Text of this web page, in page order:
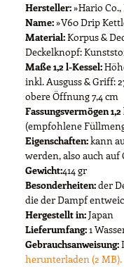
Hersteller:»Hario Co.,
Name:»V60 Drip
Material:Korpus &
Deckelknopf:
Maße 1,2 l-Kessel:
inkl. Ausguss & Griff:
obere Öffnung 7,4 cm
Fassungsvermögen
(empfohlene
Eigenschaften:kann
werden, also auch
Gewicht:414 gr
Besonderheiten:der
die der Dampf
Hergestellt in:Japan
Lieferumfang:1
Gebrauchsanweisung:
herunterladen (2 MB).